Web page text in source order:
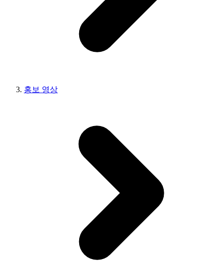
홍보 영상